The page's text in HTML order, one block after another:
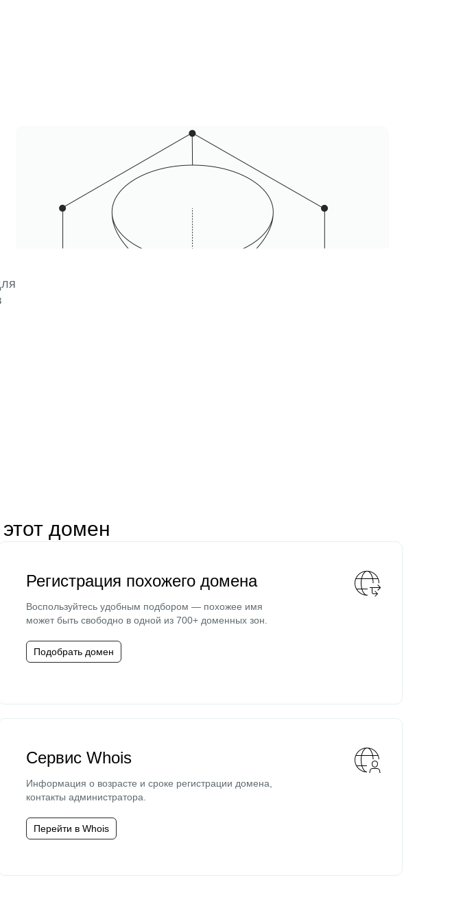
домен
Регистрация похожего домена
Воспользуйтесь удобным подбором — похожее имя
может быть свободно в одной из 700+ доменных зон.
Подобрать домен
Сервис Whois
Информация о возрасте и сроке регистрации домена,
контакты администратора.
Перейти в Whois